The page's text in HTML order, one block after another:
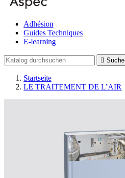
Adhésion
Guides Techniques
E-learning
 Suche
Startseite
LE TRAITEMENT DE L’AIR